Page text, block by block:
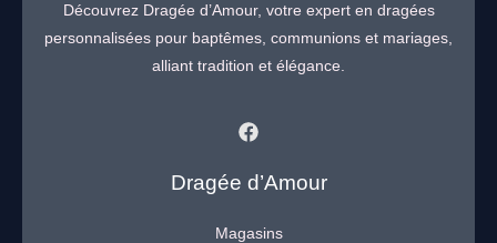
Découvrez Dragée d’Amour, votre expert en dragées
personnalisées pour baptêmes, communions et mariages,
alliant tradition et élégance.
Dragée d’Amour
Magasins